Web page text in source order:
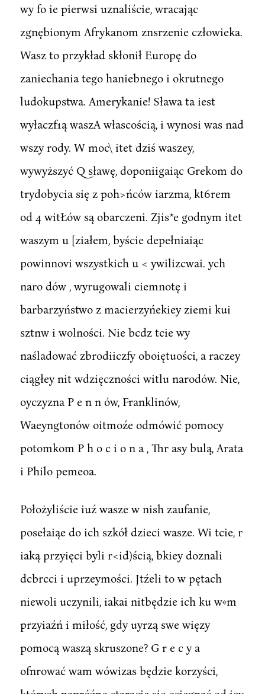
wy fo ie pierwsi uznaliście, wracając
zgnębionym Afrykanom znsrzenie człowieka.
Wasz to przykład skłonił Europę do
zaniechania tego haniebnego i okrutnego
ludokupstwa. Amerykanie! Sława ta iest
wyłaczf1ą waszA włascością, i wynosi was nad
wszy rody. W moc\ itet dziś waszey,
wywyższyć Q sławę, doponiigaiąc Grekom do
trydobycia się z poh>ńców iarzma, kt6rem
od 4 witŁów są obarczeni. Zjis*e godnym itet
waszym u [ziałem, byście depełniaiąc
powinnovi wszystkich u < ywilizcwai. ych
naro dów , wyrugowali ciemnotę i
barbarzyństwo z macierzyńekiey ziemi kui
sztnw i wolności. Nie bcdz tcie wy
naśladować zbrodiiczfy oboiętuości, a raczey
ciągłey nit wdzięczności witlu narodów. Nie,
oyczyzna P e n n ów, Franklinów,
Waeyngtonów oitmoźe odmówić pomocy
potomkom P h o c i o n a , Thr asy bulą, Arata
i Philo pemeoa.
Położyliście iuź wasze w nish zaufanie,
posełaiąe do ich szkół dzieci wasze. Wi tcie, r
iaką przyięci byli r<id)ścią, bkiey doznali
dcbrcci i uprzeymości. Jtźeli to w pętach
niewoli uczynili, iakai nitbędzie ich ku w«m
przyiaźń i miłość, gdy uyrzą swe więzy
pomocą waszą skruszone? G r e c y a
ofnrować wam wówizas będzie korzyści,